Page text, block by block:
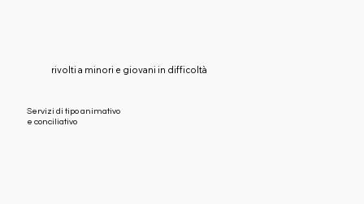
rivolti a minori e giovani in difficoltà
Servizi di tipo animativo
e conciliativo